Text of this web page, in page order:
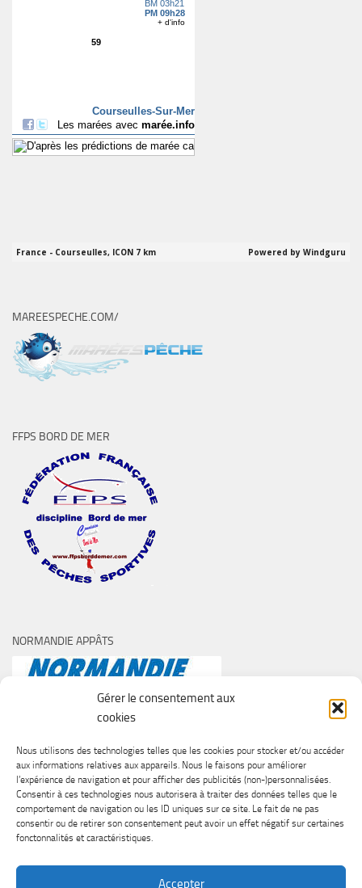
Gérer le consentement aux
cookies
Nous utilisons des technologies telles que les cookies pour stocker et/ou accéder
aux informations relatives aux appareils. Nous le faisons pour améliorer
l’expérience de navigation et pour afficher des publicités (non-)personnalisées.
Consentir à ces technologies nous autorisera à traiter des données telles que le
comportement de navigation ou les ID uniques sur ce site. Le fait de ne pas
consentir ou de retirer son consentement peut avoir un effet négatif sur certaines
fonctonnalités et caractéristiques.
Accepter
MAREESPECHE.COM/
FFPS BORD DE MER
NORMANDIE APPÂTS